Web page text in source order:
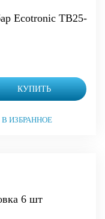
Ecotronic TB25-
КУПИТЬ
В ИЗБРАННОЕ
6 шт